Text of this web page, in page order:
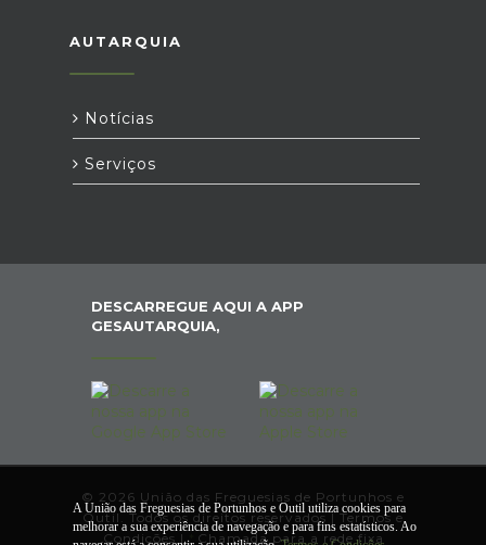
AUTARQUIA
Notícias
Serviços
DESCARREGUE AQUI A APP
GESAUTARQUIA,
© 2026 União das Freguesias de Portunhos e
Outil. Todos os direitos reservados |Termos e
Condições |* Chamada para a rede fixa
A União das Freguesias de Portunhos e Outil utiliza cookies para
melhorar a sua experiência de navegação e para fins estatísticos. Ao